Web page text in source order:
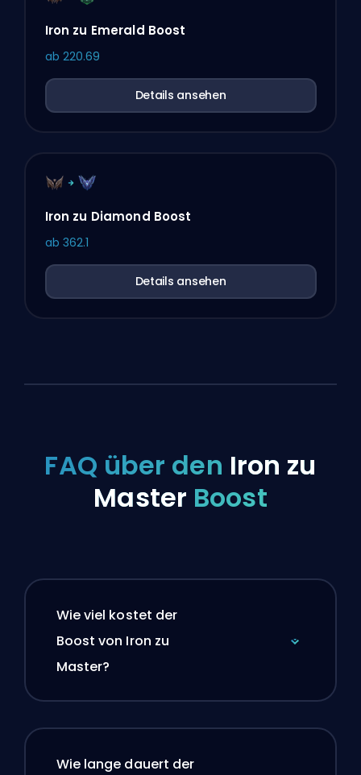
Iron zu Emerald Boost
ab 220.69
Details ansehen
Iron zu Diamond Boost
ab 362.1
Details ansehen
FAQ über den Iron zu
Master Boost
Wie viel kostet der
Boost von Iron zu
Master?
Wie lange dauert der